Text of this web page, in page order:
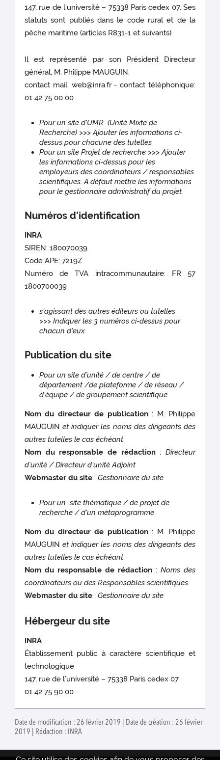
147, rue de l’université – 75338 Paris cedex 07. Ses
statuts sont publiés dans le code rural et de la
pêche maritime (articles R831-1 et suivants).
Il est représenté par son Président Directeur
général, M. Philippe MAUGUIN.
contact mail: web@inra.fr - contact téléphonique:
01 42 75 00 00
Pour un site d'UMR (Unité Mixte de
Recherche) >>> Ajouter les informations ci-
dessus pour chacune des tutelles
Pour un site Projet de recherche >>> Ajouter
les informations ci-dessus pour les
employeurs des coordinateurs / responsables
scientifiques. A défaut mettre les informations
pour le gestionnaire administratif du projet.
Numéros d'identification
INRA
SIREN: 180070039
Code APE: 7219Z
Numéro de TVA intracommunautaire: FR 57
1800700039
s’agissant des autres éditeurs ou tutelles
>>> Indiquer les 3 numéros ci-dessus pour
chacun d'eux
Publication du site
Pour un site d’unité / de centre / de
département /de plateforme / de réseau /
d'équipe / de groupement scientifique
Nom du directeur de publication: M. Philippe
MAUGUINet indiquer les noms des dirigeants des
autres tutelles le cas échéant
Nom du responsable de rédaction: Directeur
d’unité / Directeur d’unité Adjoint
Webmaster du site : Gestionnaire du site
Pour un site thématique / de projet de
recherche / d'un métaprogramme
Nom du directeur de publication: M. Philippe
MAUGUINet indiquer les noms des dirigeants des
autres tutelles le cas échéant
Nom du responsable de rédaction : Noms des
coordinateurs ou des Responsables scientifiques
Webmaster du site :Gestionnaire du site
Hébergeur du site
INRA
Établissement public à caractère scientifique et
technologique
147, rue de l’université – 75338 Paris cedex 07
01 42 75 90 00
Date de modification : 26 février 2019 | Date de création : 26 février
2019 | Rédaction : INRA